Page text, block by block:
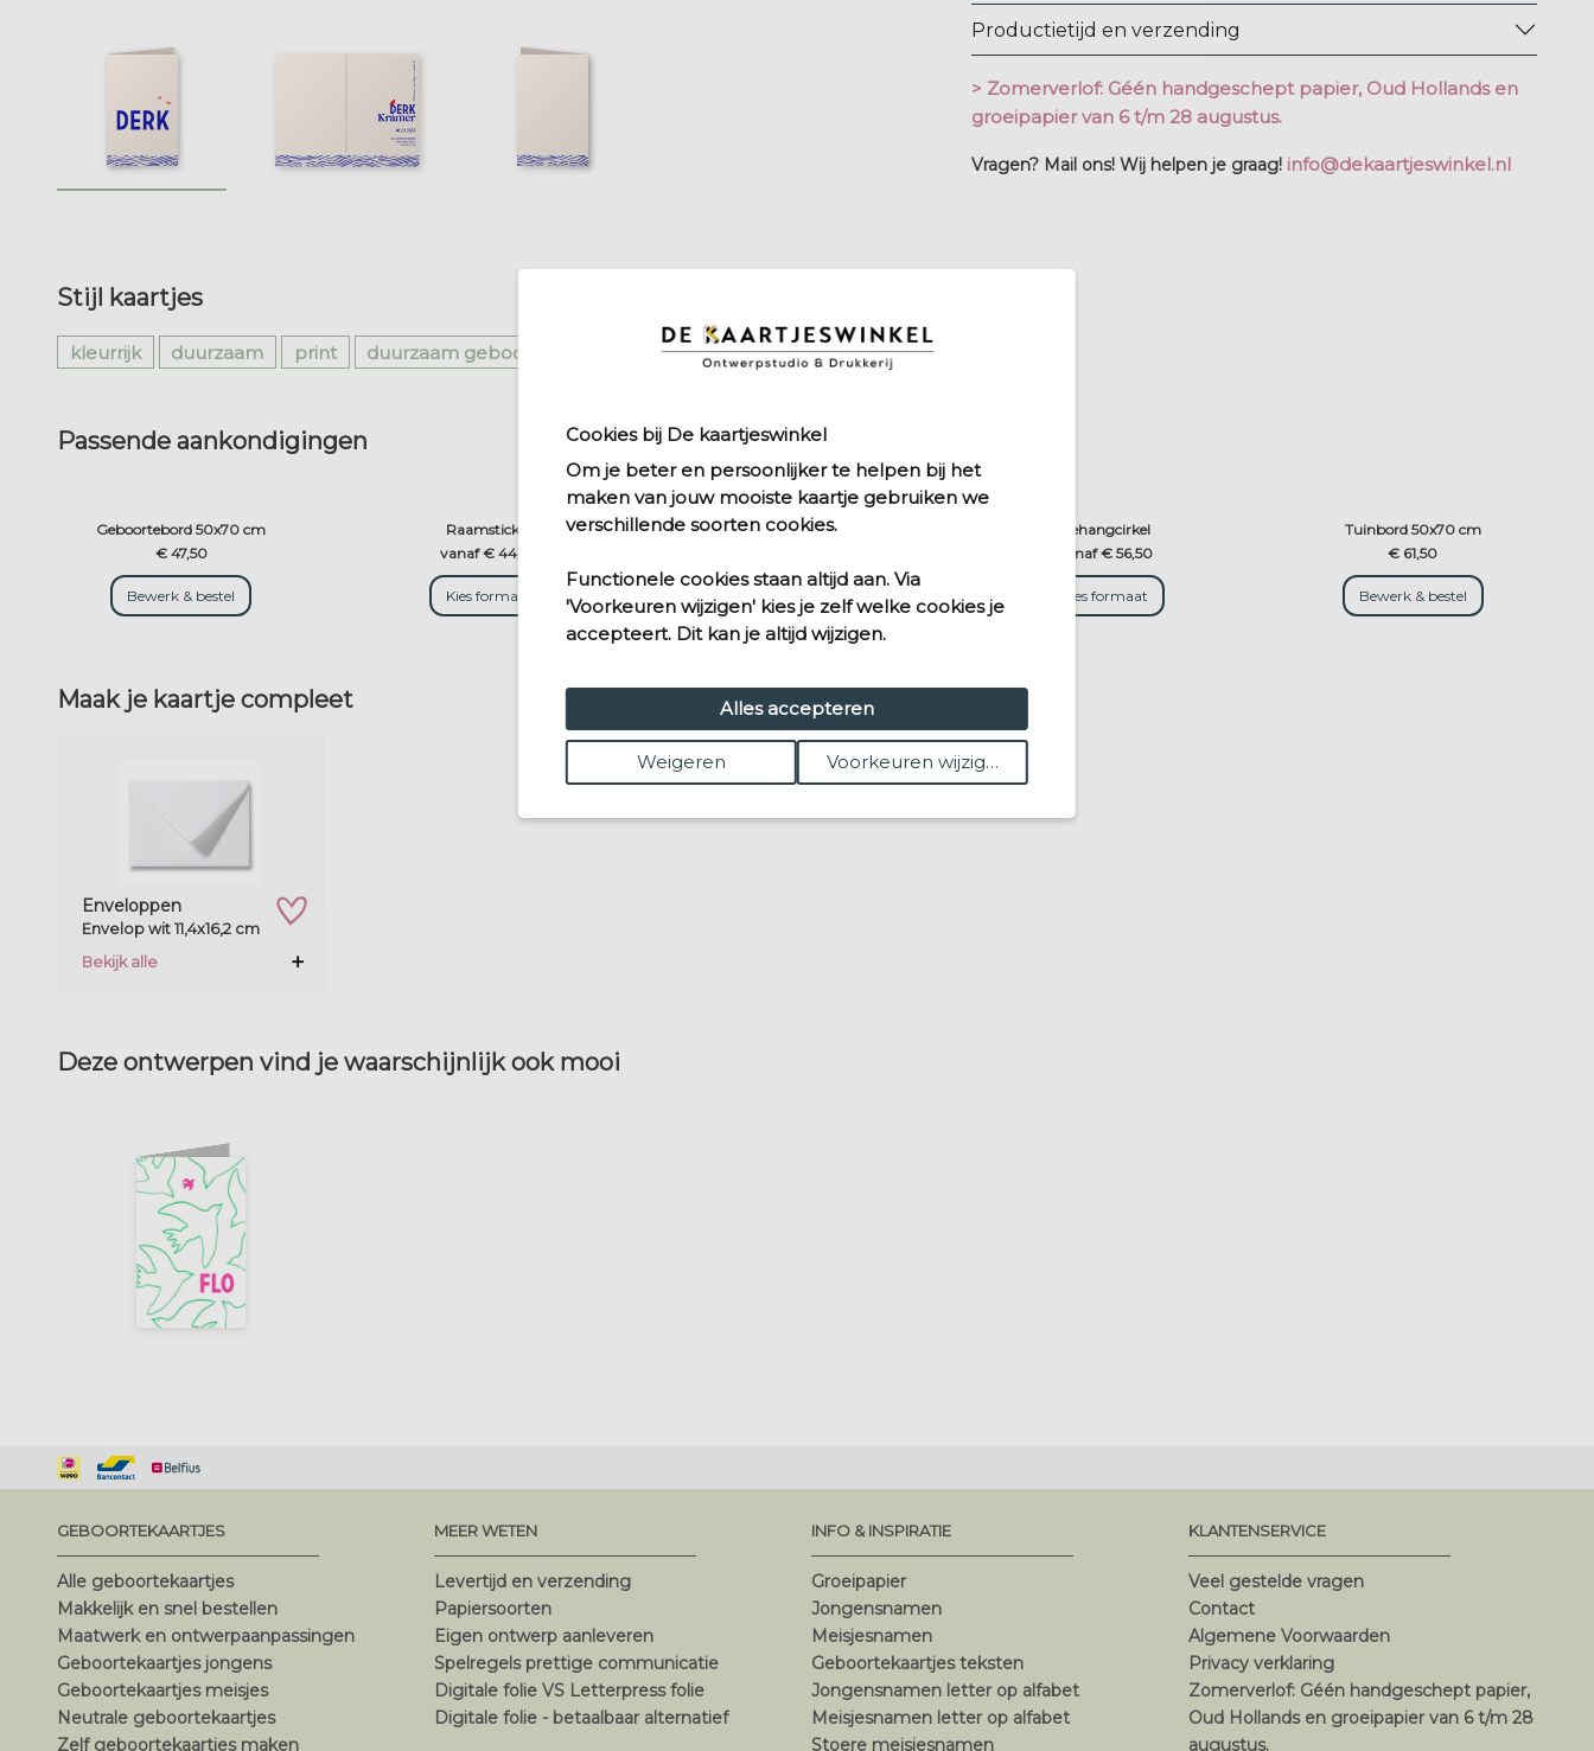
Productietijd en verzending
> Zomerverlof: Géén handgeschept papier, Oud Hollands en
groeipapier van 6 t/m 28 augustus.
Vragen? Mail ons! Wij helpen je graag! info@dekaartjeswinkel.nl
Stijl kaartjes
kleurrijk duurzaam print duurzaam geboortekaartje ecologisch papier
Maak je kaartje compleet
zet op verlanglijstje
Enveloppen
Envelop wit 11,4x16,2 cm
Bekijk alle
Passende aankondigingen
Geboortebord 50x70 cm
€ 47,50
Bewerk & bestel
Raamsticker
vanaf € 44,50
Kies formaat
Poster
Kies formaat
Behangcirkel
vanaf € 56,50
Kies formaat
Tuinbord 50x70 cm
€ 61,50
Bewerk & bestel
Deze ontwerpen vind je waarschijnlijk ook mooi
GEBOORTEKAARTJES
Alle geboortekaartjes
Makkelijk en snel bestellen
Maatwerk en ontwerpaanpassingen
Geboortekaartjes jongens
Geboortekaartjes meisjes
Neutrale geboortekaartjes
Zelf geboortekaartjes maken
MEER WETEN
Levertijd en verzending
Papiersoorten
Eigen ontwerp aanleveren
Spelregels prettige communicatie
Digitale folie VS Letterpress folie
Digitale folie - betaalbaar alternatief
INFO & INSPIRATIE
Groeipapier
Jongensnamen
Meisjesnamen
Geboortekaartjes teksten
Jongensnamen letter op alfabet
Meisjesnamen letter op alfabet
Stoere meisjesnamen
KLANTENSERVICE
Veel gestelde vragen
Contact
Algemene Voorwaarden
Privacy verklaring
Zomerverlof: Géén handgeschept papier,
Oud Hollands en groeipapier van 6 t/m 28
augustus.
Cookies bij De kaartjeswinkel
Om je beter en persoonlijker te helpen bij het
maken van jouw mooiste kaartje gebruiken we
verschillende soorten cookies.
Functionele cookies staan altijd aan. Via
'Voorkeuren wijzigen' kies je zelf welke cookies je
accepteert. Dit kan je altijd wijzigen.
Alles accepteren
Weigeren Voorkeuren wijzigen